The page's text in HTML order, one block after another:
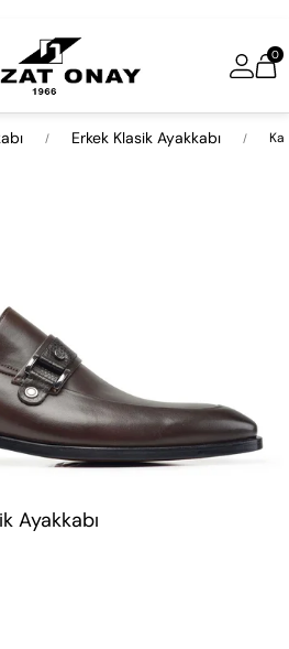
0
Erkek Klasik Ayakkabı
Ayakkabı